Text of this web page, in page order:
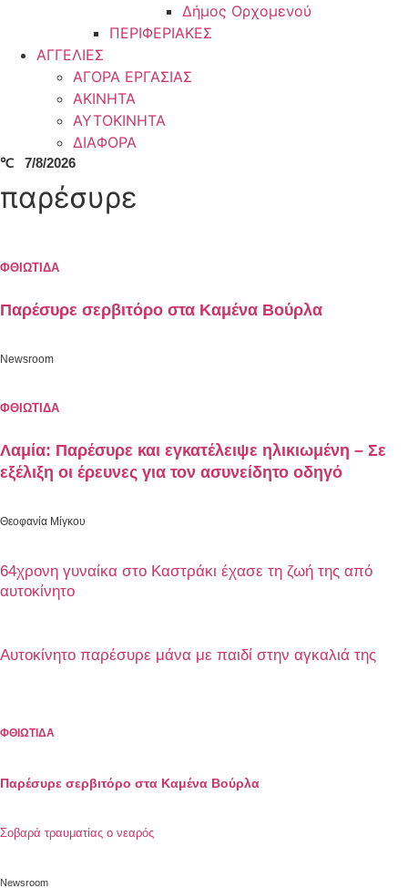
Δήμος Ορχομενού
ΠΕΡΙΦΕΡΙΑΚΕΣ
ΑΓΓΕΛΙΕΣ
ΑΓΟΡΑ ΕΡΓΑΣΙΑΣ
ΑΚΙΝΗΤΑ
ΑΥΤΟΚΙΝΗΤΑ
ΔΙΑΦΟΡΑ
℃ 7/8/2026
παρέσυρε
ΦΘΙΩΤΙΔΑ
Παρέσυρε σερβιτόρο στα Kαμένα Βούρλα
Newsroom
ΦΘΙΩΤΙΔΑ
Λαμία: Παρέσυρε και εγκατέλειψε ηλικιωμένη – Σε
εξέλιξη οι έρευνες για τον ασυνείδητο οδηγό
Θεοφανία Μίγκου
64χρονη γυναίκα στο Καστράκι έχασε τη ζωή της από
αυτοκίνητο
Αυτοκίνητο παρέσυρε μάνα με παιδί στην αγκαλιά της
ΦΘΙΩΤΙΔΑ
Παρέσυρε σερβιτόρο στα Kαμένα Βούρλα
Σοβαρά τραυματίας ο νεαρός
Newsroom